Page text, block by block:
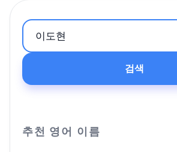
검색
추천 영어 이름